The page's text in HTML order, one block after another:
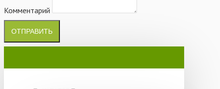
Комментарий
ОТПРАВИТЬ